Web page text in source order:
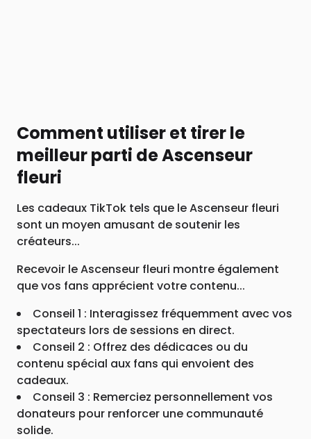
Comment utiliser et tirer le
meilleur parti de Ascenseur
fleuri
Les cadeaux TikTok tels que le Ascenseur fleuri
sont un moyen amusant de soutenir les
créateurs...
Recevoir le Ascenseur fleuri montre également
que vos fans apprécient votre contenu...
Conseil 1 : Interagissez fréquemment avec vos
spectateurs lors de sessions en direct.
Conseil 2 : Offrez des dédicaces ou du
contenu spécial aux fans qui envoient des
cadeaux.
Conseil 3 : Remerciez personnellement vos
donateurs pour renforcer une communauté
solide.